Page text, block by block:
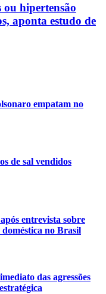
ou hipertensão
aponta estudo de
empatam no
de sal vendidos
entrevista sobre
no Brasil
das agressões